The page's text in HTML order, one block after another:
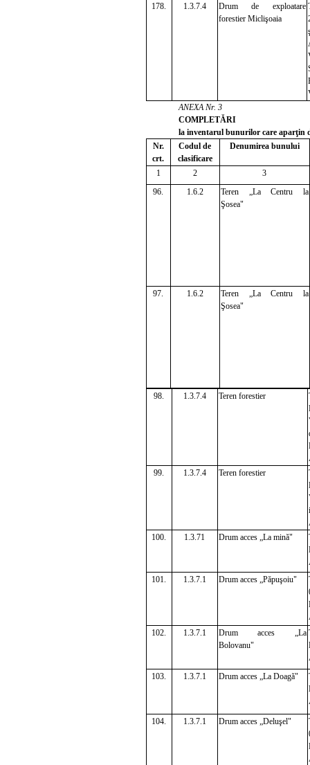
178.
1.3.7.4
Drum de exploatare
forestier Miclişoaia
ANEXA Nr. 3
COMPLETĂRI
la inventarul bunurilor care aparţin
Nr.
crt.
Codul de
clasificare
Denumirea bunului
1 2
3
96.
1.6.2
Teren „La Centru la
Şosea"
97. 1.6.2
Teren „La Centru la
Şosea"
98. 1.3.7.4 Teren forestier
99.
1.3.7.4 Teren forestier
100.
1.3.71 Drum acces „La mină"
101.
1.3.7.1 Drum acces „Păpuşoiu"
102.
1.3.7.1
Drum acces „La
Bolovanu"
103.
1.3.7.1 Drum acces „La Doagă"
104. 1.3.7.1 Drum acces „Deluşel"